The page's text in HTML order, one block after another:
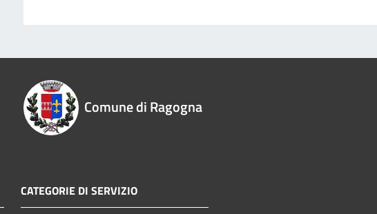
Comune di Ragogna
CATEGORIE DI SERVIZIO